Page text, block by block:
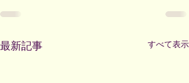
最新記事 すべて表示